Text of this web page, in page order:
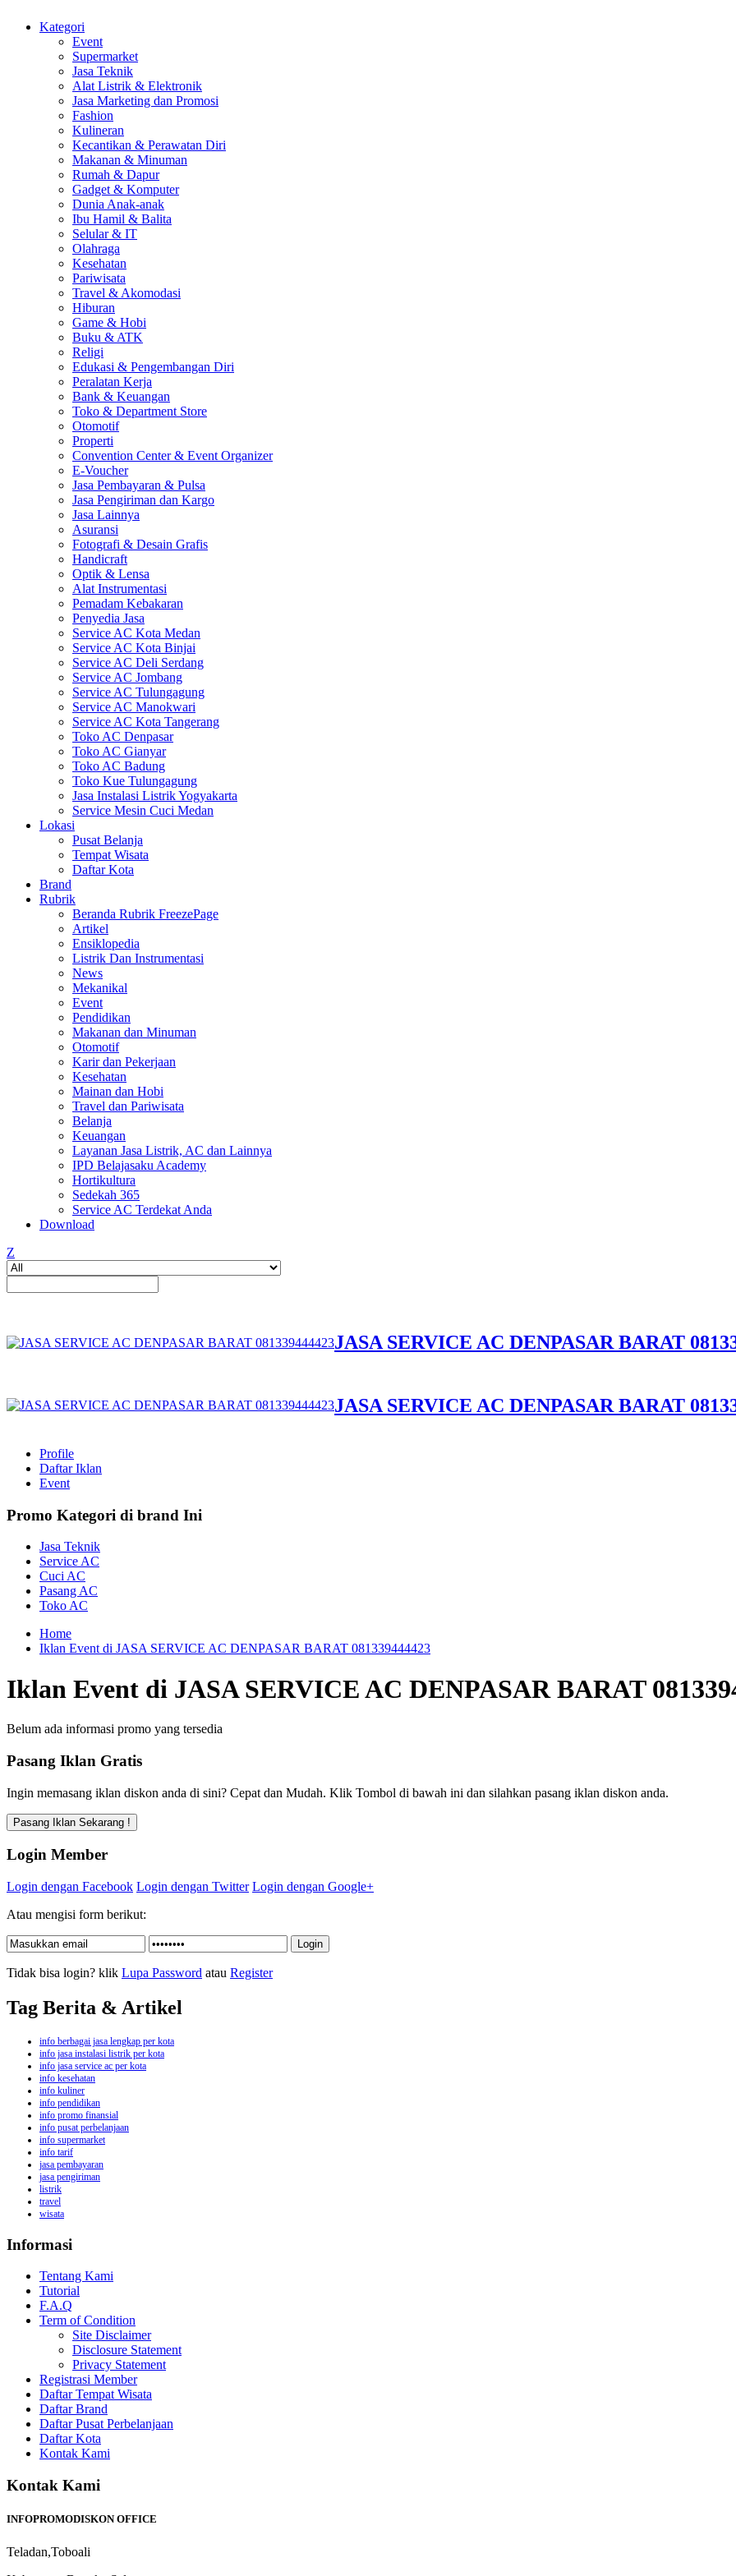
Kategori
Event
Supermarket
Jasa Teknik
Alat Listrik & Elektronik
Jasa Marketing dan Promosi
Fashion
Kulineran
Kecantikan & Perawatan Diri
Makanan & Minuman
Rumah & Dapur
Gadget & Komputer
Dunia Anak-anak
Ibu Hamil & Balita
Selular & IT
Olahraga
Kesehatan
Pariwisata
Travel & Akomodasi
Hiburan
Game & Hobi
Buku & ATK
Religi
Edukasi & Pengembangan Diri
Peralatan Kerja
Bank & Keuangan
Toko & Department Store
Otomotif
Properti
Convention Center & Event Organizer
E-Voucher
Jasa Pembayaran & Pulsa
Jasa Pengiriman dan Kargo
Jasa Lainnya
Asuransi
Fotografi & Desain Grafis
Handicraft
Optik & Lensa
Alat Instrumentasi
Pemadam Kebakaran
Penyedia Jasa
Service AC Kota Medan
Service AC Kota Binjai
Service AC Deli Serdang
Service AC Jombang
Service AC Tulungagung
Service AC Manokwari
Service AC Kota Tangerang
Toko AC Denpasar
Toko AC Gianyar
Toko AC Badung
Toko Kue Tulungagung
Jasa Instalasi Listrik Yogyakarta
Service Mesin Cuci Medan
Lokasi
Pusat Belanja
Tempat Wisata
Daftar Kota
Brand
Rubrik
Beranda Rubrik FreezePage
Artikel
Ensiklopedia
Listrik Dan Instrumentasi
News
Mekanikal
Event
Pendidikan
Makanan dan Minuman
Otomotif
Karir dan Pekerjaan
Kesehatan
Mainan dan Hobi
Travel dan Pariwisata
Belanja
Keuangan
Layanan Jasa Listrik, AC dan Lainnya
IPD Belajasaku Academy
Hortikultura
Sedekah 365
Service AC Terdekat Anda
Download
Z
JASA SERVICE AC DENPASAR BARAT
JASA SERVICE AC DENPASAR BARAT
Profile
Daftar Iklan
Event
Promo Kategori di brand Ini
Jasa Teknik
Service AC
Cuci AC
Pasang AC
Toko AC
Home
Iklan Event di JASA SERVICE AC DENPASAR BARAT 081339444423
Iklan Event di JASA SERVICE AC DENPASAR BARAT
Belum ada informasi promo yang tersedia
Pasang Iklan Gratis
Ingin memasang iklan diskon anda di sini? Cepat dan Mudah. Klik Tombol di bawah ini dan silahkan pasang iklan diskon anda.
Login Member
Login dengan Facebook Login dengan Twitter Login dengan Google+
Atau mengisi form berikut:
Tidak bisa login? klik Lupa Password atau Register
Tag Berita & Artikel
info berbagai jasa lengkap per kota
info jasa instalasi listrik per kota
info jasa service ac per kota
info kesehatan
info kuliner
info pendidikan
info promo finansial
info pusat perbelanjaan
info supermarket
info tarif
jasa pembayaran
jasa pengiriman
listrik
travel
wisata
Informasi
Tentang Kami
Tutorial
F.A.Q
Term of Condition
Site Disclaimer
Disclosure Statement
Privacy Statement
Registrasi Member
Daftar Tempat Wisata
Daftar Brand
Daftar Pusat Perbelanjaan
Daftar Kota
Kontak Kami
Kontak Kami
INFOPROMODISKON OFFICE
Teladan,Toboali